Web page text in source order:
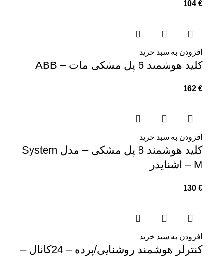
104 €
افزودن به سبد خرید
کلید هوشمند 6 پل مشکی مات – ABB
162 €
افزودن به سبد خرید
کلید هوشمند 8 پل مشکی – مدل System
M – اشنایدر
130 €
افزودن به سبد خرید
کنترلر هوشمند روشنایی/پرده – 24کانال –